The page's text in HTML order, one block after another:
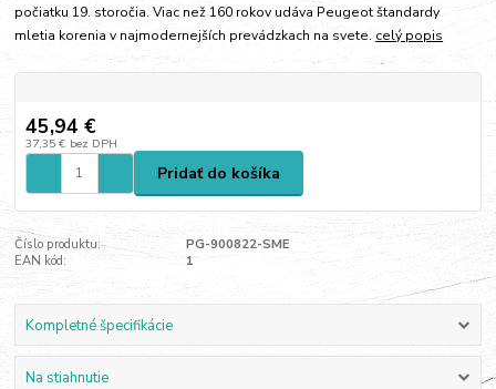
počiatku 19. storočia. Viac než 160 rokov udáva Peugeot štandardy
mletia korenia v najmodernejších prevádzkach na svete. celý popis
45,94 €
37,35 € bez DPH
Pridať do košíka
Číslo produktu:
PG-900822-SME
EAN kód:
1
Kompletné špecifikácie
Na stiahnutie